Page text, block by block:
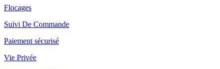
Flocages
Suivi De Commande
Paiement sécurisé
Vie Privée